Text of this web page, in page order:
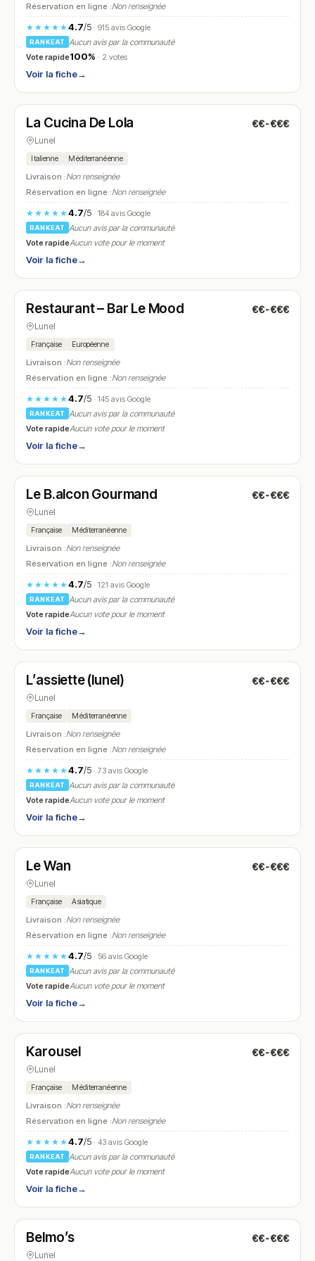
Réservation en ligne :Non renseignée
★★★★★4.7/5· 915 avis Google
RANKEAT
Aucun avis par la communauté
Vote rapide100% · 2 votes
Voir la fiche→
N° 16
La Cucina De Lola €€-€€€
Lunel
Italienne Méditerranéenne
Livraison :Non renseignée
Réservation en ligne :Non renseignée
★★★★★4.7/5· 184 avis Google
RANKEAT
Aucun avis par la communauté
Vote rapideAucun vote pour le moment
Voir la fiche→
N° 17
Restaurant – Bar Le Mood €€-€€€
Lunel
Française Européenne
Livraison :Non renseignée
Réservation en ligne :Non renseignée
★★★★★4.7/5· 145 avis Google
RANKEAT
Aucun avis par la communauté
Vote rapideAucun vote pour le moment
Voir la fiche→
N° 18
Le B.alcon Gourmand €€-€€€
Lunel
Française Méditerranéenne
Livraison :Non renseignée
Réservation en ligne :Non renseignée
★★★★★4.7/5· 121 avis Google
RANKEAT
Aucun avis par la communauté
Vote rapideAucun vote pour le moment
Voir la fiche→
N° 19
L’assiette (lunel) €€-€€€
Lunel
Française Méditerranéenne
Livraison :Non renseignée
Réservation en ligne :Non renseignée
★★★★★4.7/5· 73 avis Google
RANKEAT
Aucun avis par la communauté
Vote rapideAucun vote pour le moment
Voir la fiche→
N° 20
Le Wan €€-€€€
Lunel
Française Asiatique
Livraison :Non renseignée
Réservation en ligne :Non renseignée
★★★★★4.7/5· 56 avis Google
RANKEAT
Aucun avis par la communauté
Vote rapideAucun vote pour le moment
Voir la fiche→
N° 21
Karousel €€-€€€
Lunel
Française Méditerranéenne
Livraison :Non renseignée
Réservation en ligne :Non renseignée
★★★★★4.7/5· 43 avis Google
RANKEAT
Aucun avis par la communauté
Vote rapideAucun vote pour le moment
Voir la fiche→
N° 22
Belmo’s €€-€€€
Lunel